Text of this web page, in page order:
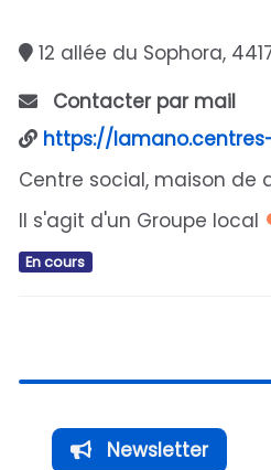
12 allée du Sophora,
Contacter par mail
https://
Centre social, maison de
Il s'agit d'un Groupe local
En cours
Newsletter